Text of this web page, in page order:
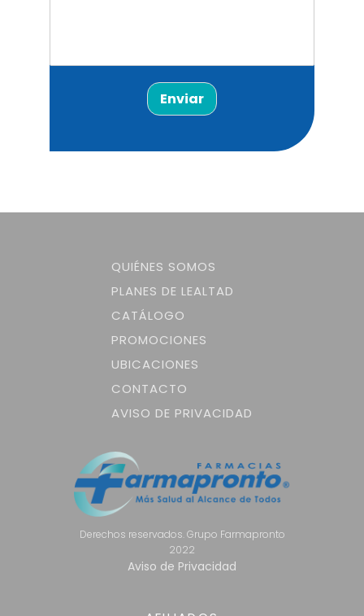
Enviar
QUIÉNES SOMOS
PLANES DE LEALTAD
CATÁLOGO
PROMOCIONES
UBICACIONES
CONTACTO
AVISO DE PRIVACIDAD
Derechos reservados. Grupo Farmapronto
2022
Aviso de Privacidad